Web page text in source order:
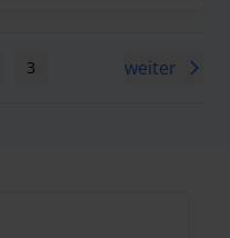
3 6
weiter